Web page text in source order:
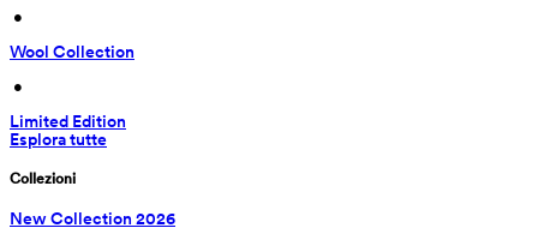
•
Wool Collection
•
Limited Edition
Esplora tutte
Collezioni
New Collection 2026